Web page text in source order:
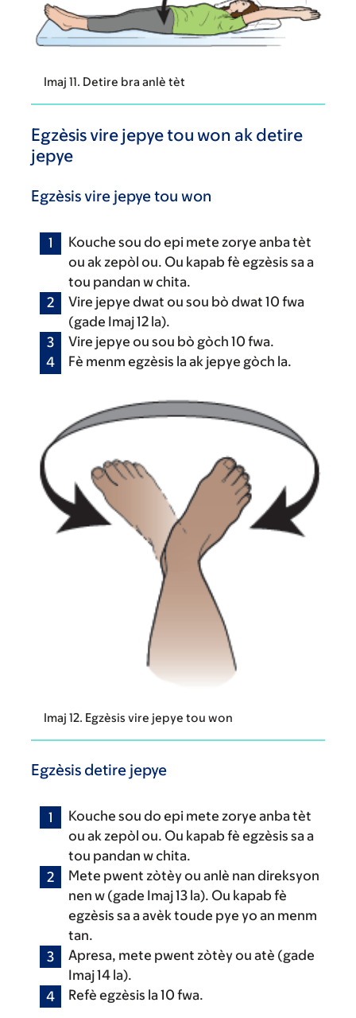
Imaj 11. Detire bra anlè tèt
Egzèsis vire jepye tou won ak detire
jepye
Egzèsis vire jepye tou won
Kouche sou do epi mete zorye anba tèt
ou ak zepòl ou. Ou kapab fè egzèsis sa a
tou pandan w chita.
Vire jepye dwat ou sou bò dwat 10 fwa
(gade Imaj 12 la).
Vire jepye ou sou bò gòch 10 fwa.
Fè menm egzèsis la ak jepye gòch la.
Imaj 12. Egzèsis vire jepye tou won
Egzèsis detire jepye
Kouche sou do epi mete zorye anba tèt
ou ak zepòl ou. Ou kapab fè egzèsis sa a
tou pandan w chita.
Mete pwent zòtèy ou anlè nan direksyon
nen w (gade Imaj 13 la). Ou kapab fè
egzèsis sa a avèk toude pye yo an menm
tan.
Apresa, mete pwent zòtèy ou atè (gade
Imaj 14 la).
Refè egzèsis la 10 fwa.